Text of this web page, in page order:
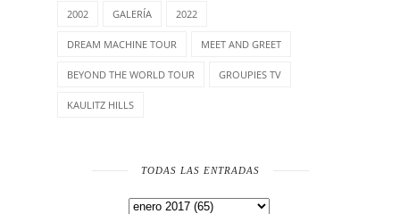
2002 GALERÍA 2022
DREAM MACHINE TOUR MEET AND GREET
BEYOND THE WORLD TOUR GROUPIES TV
KAULITZ HILLS
TODAS LAS ENTRADAS